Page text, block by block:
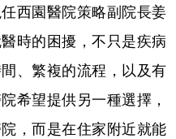
西園醫院策略副院長姜
時的困擾，不只是疾病
、繁複的流程，以及有
希望提供另一種選擇，
，而是在住家附近就能